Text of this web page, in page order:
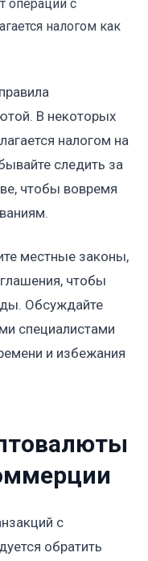
операций с
налогом как
В некоторых
налогом на
следить за
чтобы вовремя
местные законы,
чтобы
Обсуждайте
специалистами
и избежания
с
обратить